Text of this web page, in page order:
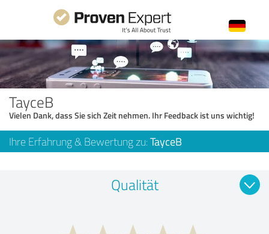
TayceB
Vielen Dank, dass Sie sich Zeit nehmen. Ihr Feedback ist uns wichtig!
Ihre Erfahrung & Bewertung zu: TayceB
Qualität